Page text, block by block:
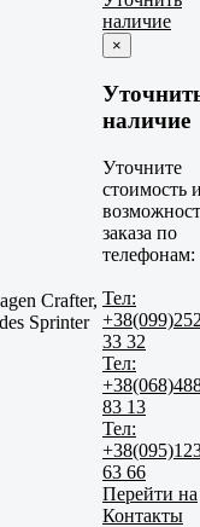
Crafter,
Sprinter
наличие
×
наличие
Уточните
стоимость
заказа по
телефонам:
Тел:
33 32
Тел:
83 13
Тел:
63 66
Перейти на
Контакты